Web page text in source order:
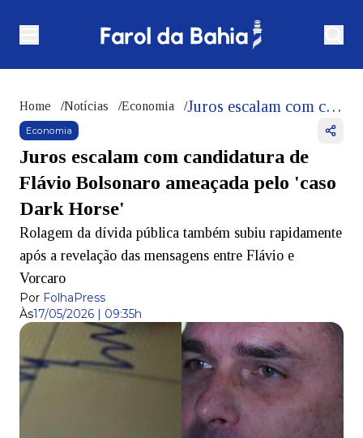
Home /Notícias /Economia / Juros escalam com candidatura de Flávio Bolsonaro ameaçada pelo 'caso Dark Horse'
Economia
Juros escalam com candidatura de
Flávio Bolsonaro ameaçada pelo 'caso
Dark Horse'
Rolagem da dívida pública também subiu rapidamente
após a revelação das mensagens entre Flávio e
Vorcaro
Por FolhaPress
Às17/05/2026 | 09:35h